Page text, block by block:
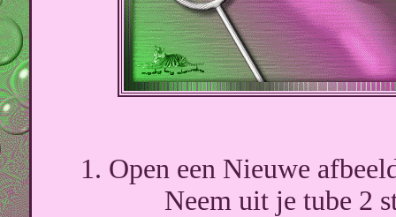
1. Open een Nieuwe
Neem uit je tube 2